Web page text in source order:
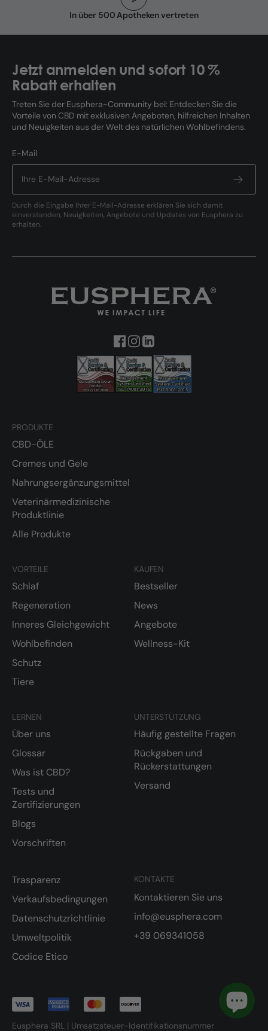
In über 500 Apotheken vertreten
Jetzt anmelden und sofort 10 %
Rabatt erhalten
Treten Sie der Eusphera-Community bei: Entdecken Sie die
Vorteile von CBD mit exklusiven Angeboten, hilfreichen Inhalten
und Neuigkeiten aus der Welt des natürlichen Wohlbefindens.
E-Mail
Durch die Eingabe Ihrer E-Mail-Adresse erklären Sie sich damit
einverstanden, Neuigkeiten, Angebote und Updates von Eusphera zu
erhalten.
PRODUKTE
CBD-ÖLE
Cremes und Gele
Nahrungsergänzungsmittel
Veterinärmedizinische
Produktlinie
Alle Produkte
VORTEILE
Schlaf
Regeneration
Inneres Gleichgewicht
Wohlbefinden
Schutz
Tiere
KAUFEN
Bestseller
News
Angebote
Wellness-Kit
LERNEN
Über uns
Glossar
Was ist CBD?
Tests und
Zertifizierungen
Blogs
Vorschriften
KONTAKTE
Kontaktieren Sie uns
info@eusphera.com
+39 069341058
UNTERSTÜTZUNG
Häufig gestellte Fragen
Rückgaben und
Rückerstattungen
Versand
Trasparenz
Verkaufsbedingungen
Datenschutzrichtlinie
Umweltpolitik
Codice Etico
Eusphera SRL | Umsatzsteuer-Identifikationsnummer